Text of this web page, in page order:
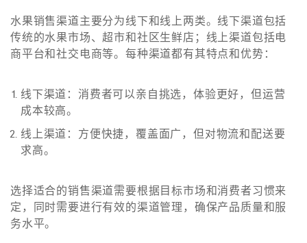
水果销售渠道主要分为线下和线上两类。线下渠道包括
传统的水果市场、超市和社区生鲜店；线上渠道包括电
商平台和社交电商等。每种渠道都有其特点和优势：
线下渠道：消费者可以亲自挑选，体验更好，但运营
成本较高。
线上渠道：方便快捷，覆盖面广，但对物流和配送要
求高。
选择适合的销售渠道需要根据目标市场和消费者习惯来
定，同时需要进行有效的渠道管理，确保产品质量和服
务水平。